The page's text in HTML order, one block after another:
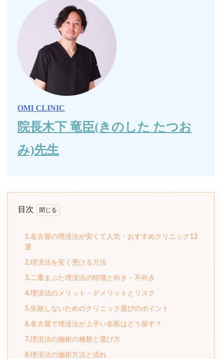
OMI CLINIC
院長木下 竜臣(きのした たつお
み)先生
目次
1.名古屋の埋没法が安くて人気・おすすめクリニック12
選
2.埋没法を安く受ける方法
3.二重まぶた埋没法の特徴と向き・不向き
4.埋没法のメリット・デメリットとリスク
5.失敗しないためのクリニック選びのポイント
6.名古屋で埋没法が上手い名医はどう探す？
7.埋没法の施術の種類と選び方
8.埋没法の施術方法と流れ